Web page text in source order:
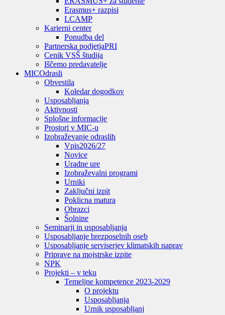
Erasmus+ razpisi
LCAMP
Karierni center
Ponudba del
Partnerska podjetjaPRI
Cenik VSŠ študija
Iščemo predavatelje
MICOdrasli
Obvestila
Koledar dogodkov
Usposabljanja
Aktivnosti
Splošne informacije
Prostori v MIC-u
Izobraževanje odraslih
Vpis2026/27
Novice
Uradne ure
Izobraževalni programi
Urniki
Zaključni izpit
Poklicna matura
Obrazci
Šolnine
Seminarji in usposabljanja
Usposabljanje brezposelnih oseb
Usposabljanje serviserjev klimatskih naprav
Priprave na mojstrske izpite
NPK
Projekti – v teku
Temeljne kompetence 2023-2029
O projektu
Usposabljanja
Urnik usposabljanj